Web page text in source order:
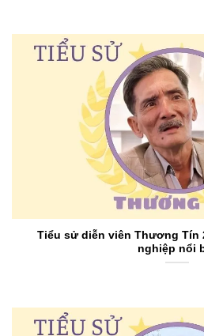
Tiểu sử diễn viên Thương Tín
nghiệp nổi